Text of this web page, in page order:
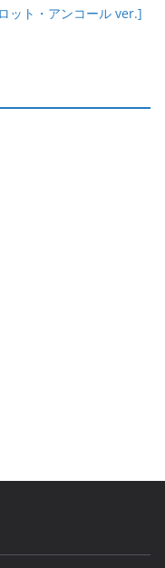
ット・アンコール ver.]